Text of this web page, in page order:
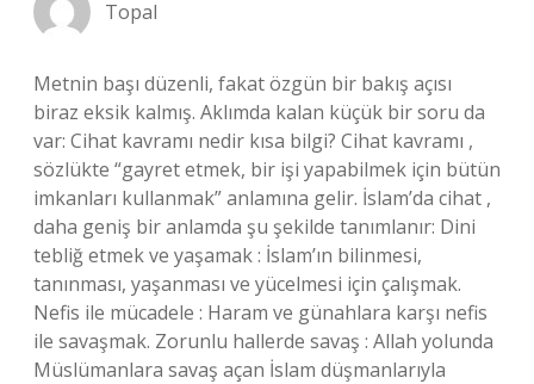
Topal
Metnin başı düzenli, fakat özgün bir bakış açısı
biraz eksik kalmış. Aklımda kalan küçük bir soru da
var: Cihat kavramı nedir kısa bilgi? Cihat kavramı ,
sözlükte “gayret etmek, bir işi yapabilmek için bütün
imkanları kullanmak” anlamına gelir. İslam’da cihat ,
daha geniş bir anlamda şu şekilde tanımlanır: Dini
tebliğ etmek ve yaşamak : İslam’ın bilinmesi,
tanınması, yaşanması ve yücelmesi için çalışmak.
Nefis ile mücadele : Haram ve günahlara karşı nefis
ile savaşmak. Zorunlu hallerde savaş : Allah yolunda
Müslümanlara savaş açan İslam düşmanlarıyla